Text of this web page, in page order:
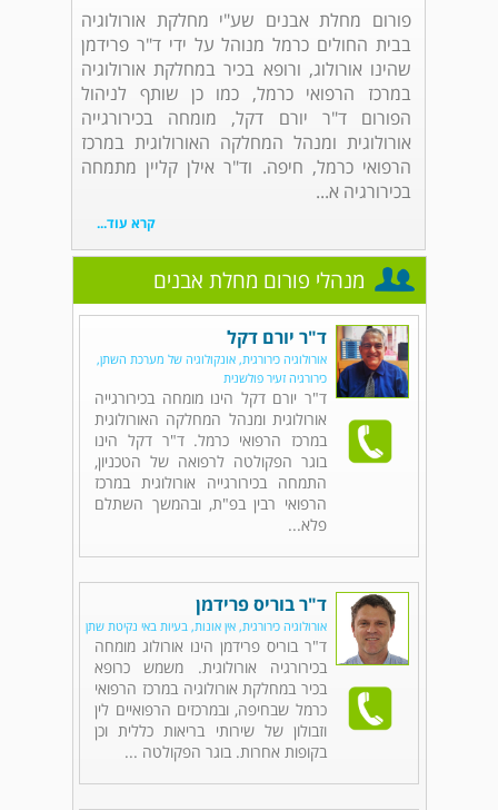
פורום מחלת אבנים שע"י מחלקת אורולוגיה
בבית החולים כרמל מנוהל על ידי ד"ר פרידמן
שהינו אורולוג, ורופא בכיר במחלקת אורולוגיה
במרכז הרפואי כרמל, כמו כן שותף לניהול
הפורום ד"ר יורם דקל, מומחה בכירורגייה
אורולוגית ומנהל המחלקה האורולוגית במרכז
הרפואי כרמל, חיפה. וד"ר אילן קליין מתמחה
בכירורגיה א...
קרא עוד...
מנהלי פורום מחלת אבנים
ד"ר יורם דקל
אורולוגיה כירורגית, אונקולוגיה של מערכת השתן,
כירורגיה זעיר פולשנית
ד"ר יורם דקל הינו מומחה בכירורגייה
אורולוגית ומנהל המחלקה האורולוגית
במרכז הרפואי כרמל. ד"ר דקל הינו
בוגר הפקולטה לרפואה של הטכניון,
התמחה בכירורגייה אורולוגית במרכז
הרפואי רבין בפ"ת, ובהמשך השתלם
פלא...
ד"ר בוריס פרידמן
אורולוגיה כירורגית, אין אונות, בעיות באי נקיטת שתן
ד"ר בוריס פרידמן הינו אורולוג מומחה
בכירורגיה אורולוגית. משמש כרופא
בכיר במחלקת אורולוגיה במרכז הרפואי
כרמל שבחיפה, ובמרכזים הרפואיים לין
וזבולון של שירותי בריאות כללית וכן
בקופות אחרות. בוגר הפקולטה ...